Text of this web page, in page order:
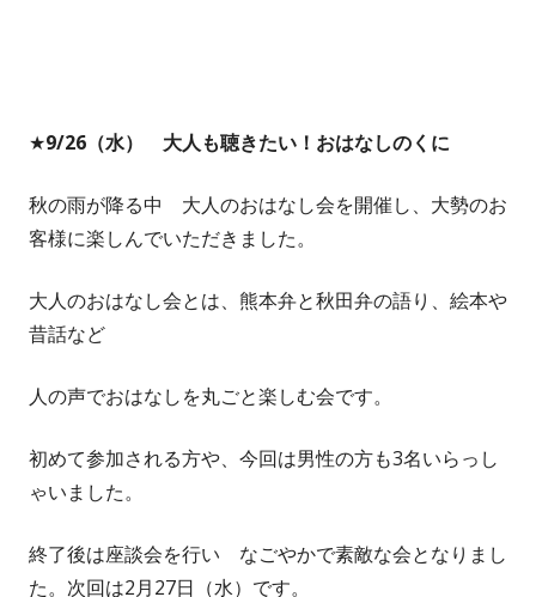
★9/26（水） 大人も聴きたい！おはなしのくに
秋の雨が降る中 大人のおはなし会を開催し、大勢のお
客様に楽しんでいただきました。
大人のおはなし会とは、熊本弁と秋田弁の語り、絵本や
昔話など
人の声でおはなしを丸ごと楽しむ会です。
初めて参加される方や、今回は男性の方も3名いらっし
ゃいました。
終了後は座談会を行い なごやかで素敵な会となりまし
た。次回は2月27日（水）です。